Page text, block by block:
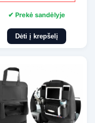
✔ Prekė sandėlyje
Dėti į krepšelį